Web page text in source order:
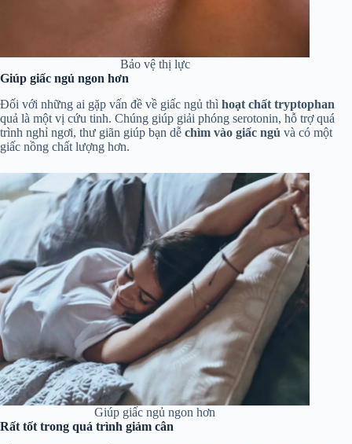
Bảo vệ thị lực
Giúp giấc ngủ ngon hơn
Đối với những ai gặp vấn đề về giấc ngủ thì hoạt chất tryptophan
quả là một vị cứu tinh. Chúng giúp giải phóng serotonin, hỗ trợ quá
trình nghỉ ngơi, thư giãn giúp bạn dễ chìm vào giấc ngủ và có một
giấc nồng chất lượng hơn.
Giúp giấc ngủ ngon hơn
Rất tốt trong quá trình giảm cân